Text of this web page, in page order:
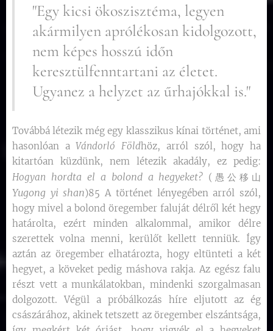
"Egy kicsi ökoszisztéma, legyen
akármilyen aprólékosan kidolgozott,
nem képes hosszú időn
keresztülfenntartani az életet.
Ugyanez a helyzet az űrhajókkal is."
Továbbá létezik még egy klasszikus kínai történet, ami
hasonlóan aVándorló Földhöz, arról szól, hogy ha
kitartóan küzdünk, nem létezik akadály, ez pedig:
Hogyan hordta el a bolond a hegyeket? (愚公移山
Yugong yi shan)85 A történet lényegében arról szól,
hogy mivel a bolond öregember faluját délről két hegy
határolta, ezért minden alkalommal, amikor délre
szerettek volna menni, kerülőt kellett tenniük. Így
aztán az öregember elhatározta, hogy eltünteti a két
hegyet, a köveket pedig máshova rakja. Az egész falu
részt vett a munkálatokban, mindenki szorgalmasan
dolgozott. Végül a próbálkozás híre eljutott az ég
császárához, akinek tetszett az öregember elszántsága,